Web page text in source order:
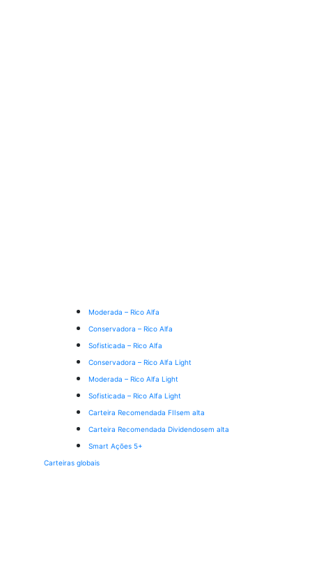
Moderada – Rico Alfa
Conservadora – Rico Alfa
Sofisticada – Rico Alfa
Conservadora – Rico Alfa Light
Moderada – Rico Alfa Light
Sofisticada – Rico Alfa Light
Carteira Recomendada FIIsem alta
Carteira Recomendada Dividendosem alta
Smart Ações 5+
Carteiras globais